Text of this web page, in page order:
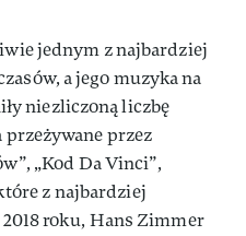
jednym z najbardziej
a jego muzyka na
niezliczoną liczbę
przez
„Kod Da Vinci”,
z najbardziej
roku, Hans Zimmer